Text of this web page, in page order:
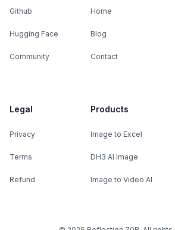
Github
Hugging Face
Community
Home
Blog
Contact
Legal
Privacy
Terms
Refund
Products
Image to Excel
DH3 AI Image
Image to Video AI